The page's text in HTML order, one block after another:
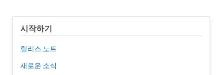
시작하기
릴리스 노트
새로운 소식